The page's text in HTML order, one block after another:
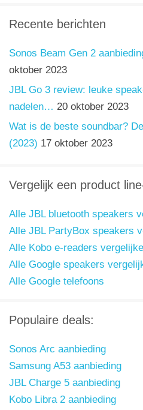
Recente berichten
Sonos Beam Gen 2
oktober 2023
JBL Go 3 review: leuke
nadelen… 20 oktober 2023
Wat is de beste soundbar?
(2023) 17 oktober 2023
Vergelijk een product
Alle JBL bluetooth speakers
Alle JBL PartyBox speakers
Alle Kobo e-readers
Alle Google speakers
Alle Google telefoons
Populaire deals:
Sonos Arc aanbieding
Samsung A53 aanbieding
JBL Charge 5 aanbieding
Kobo Libra 2 aanbieding